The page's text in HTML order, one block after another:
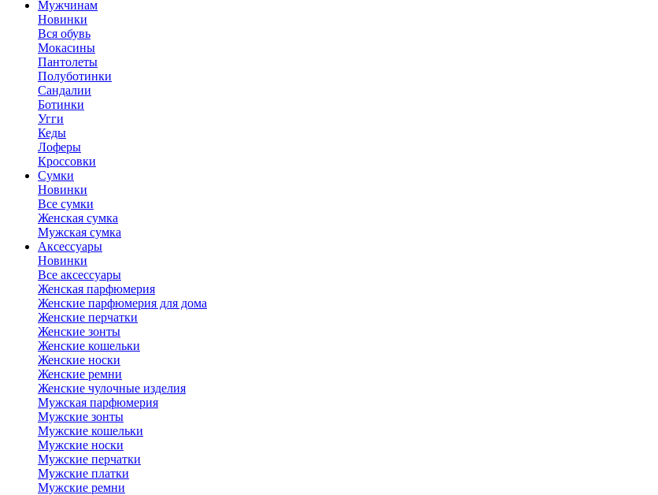
Мужчинам
Новинки
Вся обувь
Мокасины
Пантолеты
Полуботинки
Сандалии
Ботинки
Угги
Кеды
Лоферы
Кроссовки
Сумки
Новинки
Все сумки
Женская сумка
Мужская сумка
Аксессуары
Новинки
Все аксессуары
Женская парфюмерия
Женские парфюмерия для дома
Женские перчатки
Женские зонты
Женские кошельки
Женские носки
Женские ремни
Женские чулочные изделия
Мужская парфюмерия
Мужские зонты
Мужские кошельки
Мужские носки
Мужские перчатки
Мужские платки
Мужские ремни